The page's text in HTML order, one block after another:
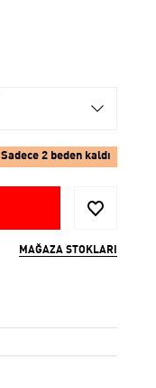
Sadece 2 beden kaldı
MAĞAZA STOKLARI